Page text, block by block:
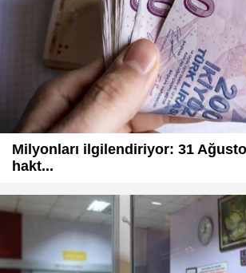
Milyonları ilgilendiriyor: 31
hakt...